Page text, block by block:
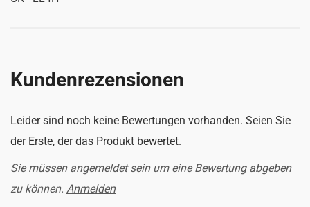
Kundenrezensionen
Leider sind noch keine Bewertungen vorhanden. Seien Sie
der Erste, der das Produkt bewertet.
Sie müssen angemeldet sein um eine Bewertung abgeben
zu können. Anmelden